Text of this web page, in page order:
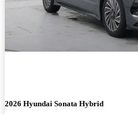
2026 Hyundai Sonata Hybrid